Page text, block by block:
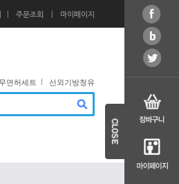
주문조회 마이페이지
무면허세트 ㅣ 선외기방청유